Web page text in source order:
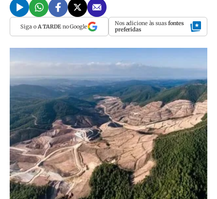
Siga o A TARDEno Google Nos adicione às suas fontes
preferidas